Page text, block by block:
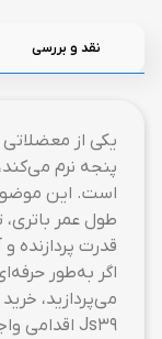
نقد و بررسی
یکی از
پنجه نرم
است. این
طول عمر باتری،
قدرت
اگر به‌طور
Js39 اقدامی واجب برای شماست!